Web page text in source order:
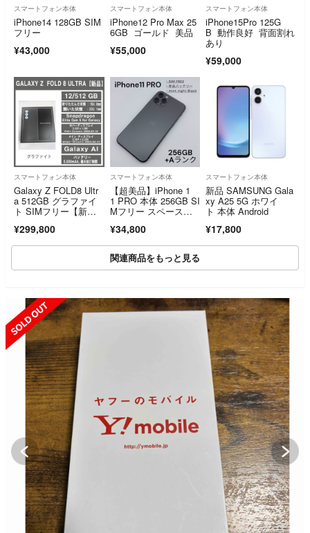
スマートフォン本体
iPhone14 128GB SIM
フリー
¥43,000
スマートフォン本体
iPhone12 Pro Max 25
6GB ゴールド 美品
¥55,000
スマートフォン本体
iPhone15Pro 125G
B 動作良好 背面割れ
あり
¥59,000
スマートフォン本体
Galaxy Z FOLD8 Ultr
a 512GB グラファイ
ト SIMフリー【新
¥299,800
スマートフォン本体
【超美品】iPhone 1
1 PRO 本体 256GB SI
Mフリー スペースグ
¥34,800
スマートフォン本体
新品 SAMSUNG Gala
xy A25 5G ホワイ
ト 本体 Android
¥17,800
関連商品をもっと見る
SOLD OUT